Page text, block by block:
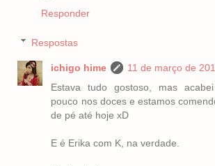
Responder
Respostas
ichigo hime
11 de março de
Estava tudo gostoso, mas
pouco nos doces e estamos
de pé até hoje xD
E é Erika com K, na verdade.